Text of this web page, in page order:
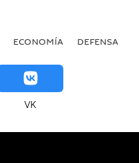
ECONOMÍA DEFENSA
VK